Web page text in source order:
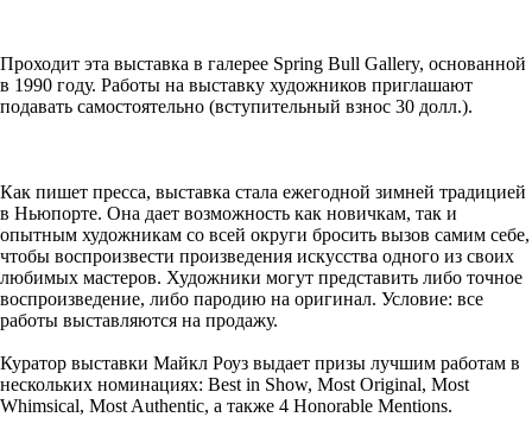
Проходит эта выставка в галерее Spring Bull Gallery, основанной
в 1990 году. Работы на выставку художников приглашают
подавать самостоятельно (вступительный взнос 30 долл.).
Как пишет пресса, выставка стала ежегодной зимней традицией
в Ньюпорте. Она дает возможность как новичкам, так и
опытным художникам со всей округи бросить вызов самим себе,
чтобы воспроизвести произведения искусства одного из своих
любимых мастеров. Художники могут представить либо точное
воспроизведение, либо пародию на оригинал. Условие: все
работы выставляются на продажу.
Куратор выставки Майкл Роуз выдает призы лучшим работам в
нескольких номинациях: Best in Show, Most Original, Most
Whimsical, Most Authentic, а также 4 Honorable Mentions.